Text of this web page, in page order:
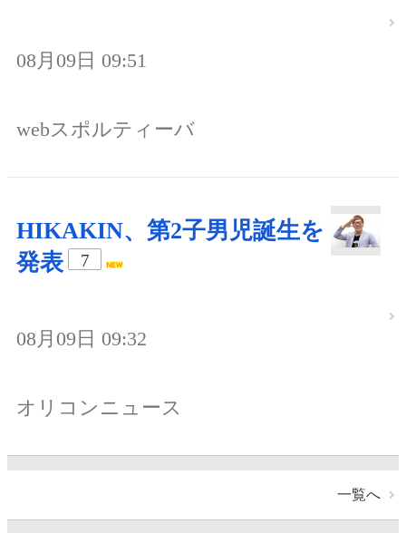
08月09日 09:51
webスポルティーバ
HIKAKIN、第2子男児誕生を
発表
7
08月09日 09:32
オリコンニュース
一覧へ